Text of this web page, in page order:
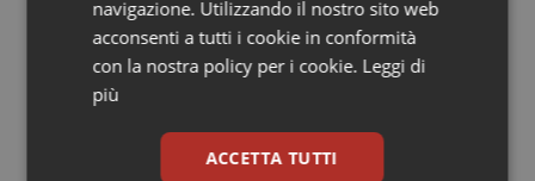
“offre a pazienti e medici una nuova importante
opzione terapeutica per i pazienti con limitate
possibilità di trattamento”.
09 Gennaio 2015
navigazione. Utilizzando il nostro sito web
acconsenti a tutti i cookie in conformità
con la nostra policy per i cookie. Leggi di
più
ACCETTA TUTTI